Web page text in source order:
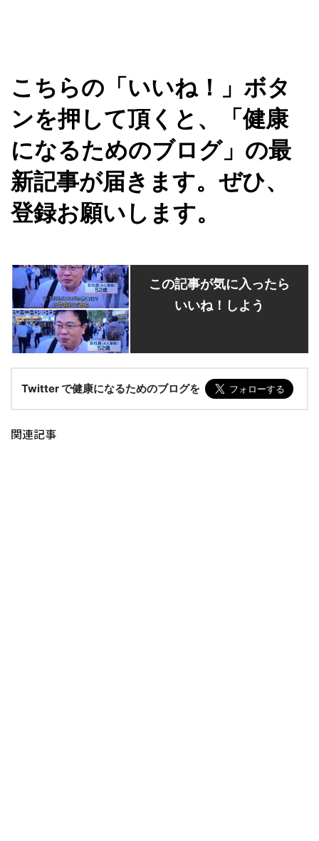
こちらの「いいね！」ボタ
ンを押して頂くと、「健康
になるためのブログ」の最
新記事が届きます。ぜひ、
登録お願いします。
この記事が気に入ったら
いいね！しよう
Twitter で健康になるためのブログを
関連記事